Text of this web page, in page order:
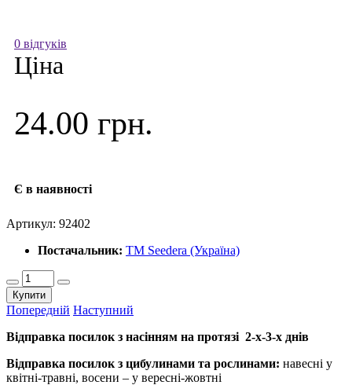
0 відгуків
Ціна
24.00 грн.
Є в наявності
Артикул: 92402
Постачальник: ТМ Seedera (Україна)
Купити
Попередній Наступний
Відправка посилок з насінням на протязі 2-х-3-х днів
Відправка посилок з цибулинами та рослинами: навесні у
квітні-травні, восени – у вересні-жовтні